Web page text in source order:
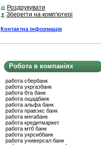
Роздрукувати
Зберегти на комп'ютері
Контактна інформація
Робота в компаніях
работа сбербанк
работа укргазбанк
работа бта банк
работа ощадбанк
работа альфа банк
работа правэкс банк
работа мегабанк
работа кредитмаркет
работа мтб банк
работа укрсиббанк
работа универсал банк